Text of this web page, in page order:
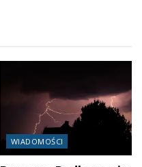
WIADOMOŚCI